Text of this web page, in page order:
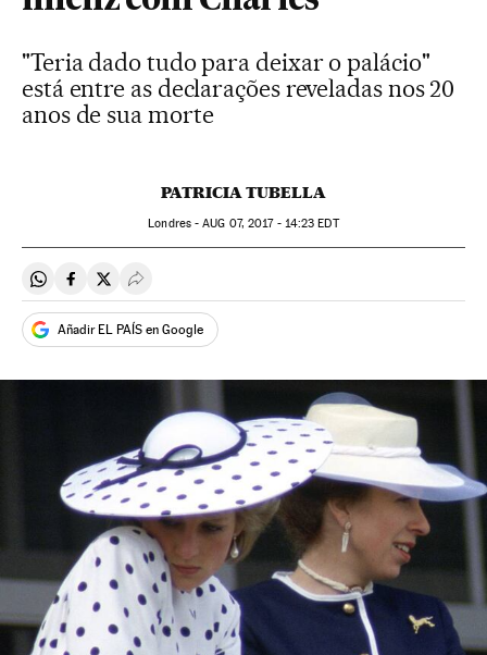
"Teria dado tudo para deixar o palácio"
está entre as declarações reveladas nos 20
anos de sua morte
PATRICIA TUBELLA
Londres -AUG 07, 2017 - 14:23 EDT
Compartir en Whatsapp
Compartir en Facebook
Compartir en Twitter
Desplegar Redes Sociales
Añadir EL PAÍS en Google